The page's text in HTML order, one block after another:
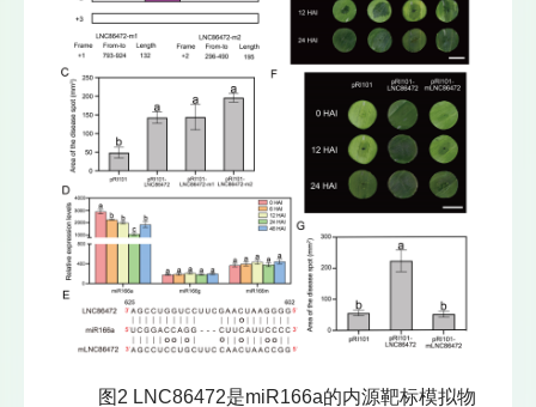
图2 LNC86472是miR166a的内源靶标模拟物